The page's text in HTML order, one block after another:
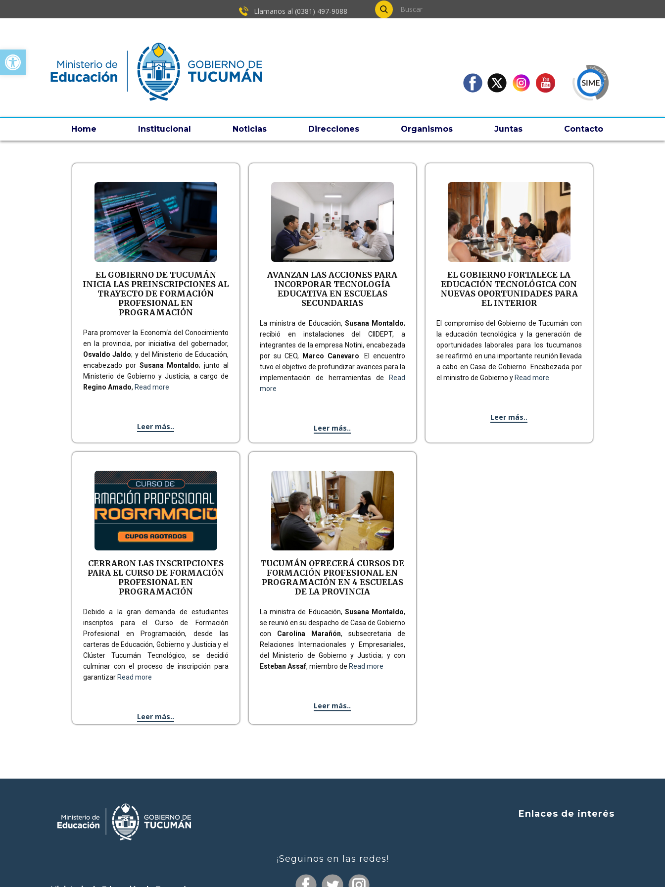
Open toolbar
Llamanos al (0381) ​497-9088
Home Institucional Noticias Direcciones Organismos Juntas Contacto
EL GOBIERNO DE TUCUMÁN
INICIA LAS PREINSCRIPCIONES AL
TRAYECTO DE FORMACIÓN
PROFESIONAL EN
PROGRAMACIÓN
Para promover la Economía del Conocimiento
en la provincia, por iniciativa del gobernador,
Osvaldo Jaldo; y del Ministerio de Educación,
encabezado por Susana Montaldo; junto al
Ministerio de Gobierno y Justicia, a cargo de
Regino Amado, Read more
Leer más..
AVANZAN LAS ACCIONES PARA
INCORPORAR TECNOLOGÍA
EDUCATIVA EN ESCUELAS
SECUNDARIAS
La ministra de Educación, Susana Montaldo;
recibió en instalaciones del CIIDEPT, a
integrantes de la empresa Notini, encabezada
por su CEO,
Marco Canevaro . El encuentro
tuvo el objetivo de profundizar avances para la
implementación de herramientas de
Read
more
Leer más..
EL GOBIERNO FORTALECE LA
EDUCACIÓN TECNOLÓGICA CON
NUEVAS OPORTUNIDADES PARA
EL INTERIOR
El compromiso del Gobierno de Tucumán con
la educación tecnológica y la generación de
oportunidades laborales para los tucumanos
se reafirmó en una importante reunión llevada
a cabo en Casa de Gobierno. Encabezada por
el ministro de Gobierno y Read more
Leer más..
CERRARON LAS INSCRIPCIONES
PARA EL CURSO DE FORMACIÓN
PROFESIONAL EN
PROGRAMACIÓN
Debido a la gran demanda de estudiantes
inscriptos para el Curso de Formación
Profesional en Programación, desde las
carteras de Educación, Gobierno y Justicia y el
Clúster Tucumán Tecnológico, se decidió
culminar con el proceso de inscripción para
garantizar Read more
Leer más..
TUCUMÁN OFRECERÁ CURSOS DE
FORMACIÓN PROFESIONAL EN
PROGRAMACIÓN EN 4 ESCUELAS
DE LA PROVINCIA
La ministra de Educación, Susana Montaldo,
se reunió en su despacho de Casa de Gobierno
con Carolina Marañón, subsecretaria de
Relaciones Internacionales y Empresariales,
del Ministerio de Gobierno y Justicia; y con
Esteban Assaf, miembro de Read more
Leer más..
¡Seguinos en las redes!
Enlaces de interés